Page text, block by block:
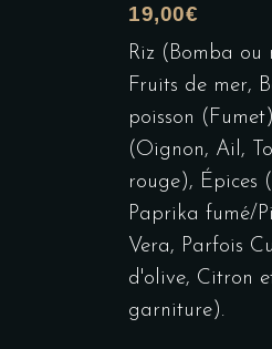
19,00€
Riz (Bomba ou
Fruits de mer,
poisson
(Oignon, Ail,
rouge), Épices
Paprika fumé/
Vera, Parfois
d'olive, Citron
garniture).